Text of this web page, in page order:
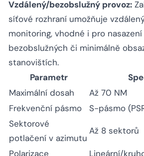
Vzdálený/bezobslužný provoz:
síťové rozhraní umožňuje
monitoring, vhodné i pro nasazení
bezobslužných či minimálně
stanovištích.
Parametr
Maximální dosah
Až 70 NM
Frekvenční pásmo
S-pásmo
Sektorové
potlačení v azimutu
Až 8 sektorů
Polarizace Lineární/